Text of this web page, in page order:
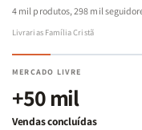
4 mil produtos, 298 mil
Livrarias Família Cristã
MERCADO LIVRE
+50 mil
Vendas concluídas